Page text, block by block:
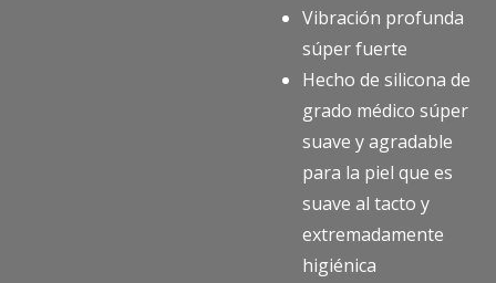
Vibración profunda
súper fuerte
Hecho de silicona de
grado médico súper
suave y agradable
para la piel que es
suave al tacto y
extremadamente
higiénica